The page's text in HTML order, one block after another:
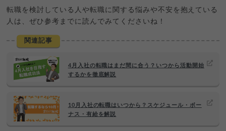
転職を検討している人や転職に関する悩みや不安を抱えている
人は、ぜひ参考までに読んでみてくださいね！
関連記事
4月入社の転職はまだ間に合う？いつから活動開始
するかを徹底解説
10月入社の転職はいつから？スケジュール・ボー
ナス・有給を解説